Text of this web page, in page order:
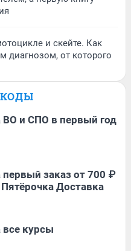
и скейте. Как
диагнозом, от которого
ВО и СПО в первый год
первый заказ от 700 ₽
Доставка
все курсы